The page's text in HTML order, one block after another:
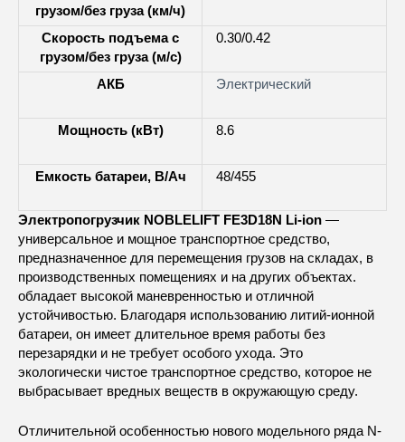
грузом/без груза (км/ч)
Скорость подъема с
грузом/без груза (м/с)
0.30/0.42
АКБ Электрический
Мощность (кВт) 8.6
Емкость батареи, В/Ач 48/455
Электропогрузчик NOBLELIFT FE3D18N Li-ion —
универсальное и мощное транспортное средство,
предназначенное для перемещения грузов на складах, в
производственных помещениях и на других объектах.
обладает высокой маневренностью и отличной
устойчивостью. Благодаря использованию литий-ионной
батареи, он имеет длительное время работы без
перезарядки и не требует особого ухода. Это
экологически чистое транспортное средство, которое не
выбрасывает вредных веществ в окружающую среду.
Отличительной особенностью нового модельного ряда N-